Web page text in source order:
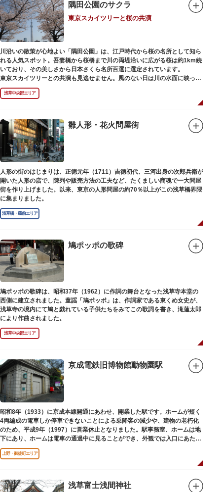
隅田公園のサクラ
東京スカイツリーと桜の共演
川沿いの散策が心地よい「隅田公園」は、江戸時代から桜の名所として知ら
れる人気スポット。吾妻橋から桜橋まで川の両堤沿いに広がる桜は約1km続
いており、その美しさから日本さくら名所百選に選定されています。
東京スカイツリーとの共演も見逃せません。風のない日は川の水面に映った
「逆さスカイツリー」と桜のコラボレーションも楽しめます。シーズン中は
夜桜がライトアップされ、日中とは異なる幻想的な雰囲気に包まれるのも魅
力のひとつ。屋形船や水上バスも運航しているので、いつもと違った目線の
浅草中央部エリア
雛人形・花火問屋街
人形の街のはじまりは、正徳元年（1711）吉徳初代、三河出身の次郎兵衛が
開いた人形の店で、陳列や販売方法の工夫など、たくましい商魂で一大問屋
街を作り上げました。以来、東京の人形問屋の約70％以上がこの浅草橋界隈
に集まりました。
浅草橋・蔵前エリア
鳩ポッポの歌碑
鳩ポッポの歌碑は、昭和37年（1962）に作詞の舞台となった浅草寺本堂の
西側に建立されました。童謡「鳩ポッポ」は、作詞家である東くめ女史が、
浅草寺の境内にて鳩と戯れている子供たちをみてこの歌詞を書き、滝蓮太郎
により作曲されました。
浅草中央部エリア
京成電鉄旧博物館動物園駅
昭和8年（1933）に京成本線開通にあわせ、開業した駅です。ホームが短く
4両編成の電車しか停車できないことによる乗降客の減少や、建物の老朽化
のため、平成9年（1997）に営業休止となりました。駅事務室、ホームは地
下にあり、ホームは電車の通過中に見ることができ、外観では入口にあたる
建物を見ることができます。
上野・御徒町エリア
浅草富士浅間神社